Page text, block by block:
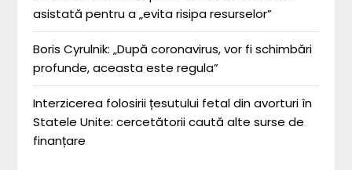
asistată pentru a „evita risipa resurselor”
Boris Cyrulnik: „După coronavirus, vor fi schimbări
profunde, aceasta este regula”
Interzicerea folosirii țesutului fetal din avorturi în
Statele Unite: cercetătorii caută alte surse de
finanțare